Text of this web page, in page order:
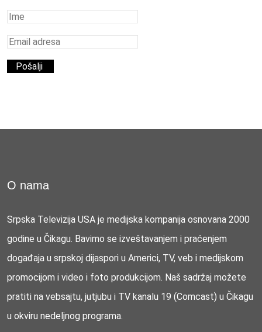
O nama
Srpska Televizija USA je medijska kompanija osnovana 2000
godine u Čikagu. Bavimo se izveštavanjem i praćenjem
događaja u srpskoj dijaspori u Americi, TV, veb i medijskom
promocijom i video i foto produkcijom. Naš sadržaj možete
pratiti na vebsajtu, jutjubu i TV kanalu 19 (Comcast) u Čikagu
u okviru nedeljnog programa.